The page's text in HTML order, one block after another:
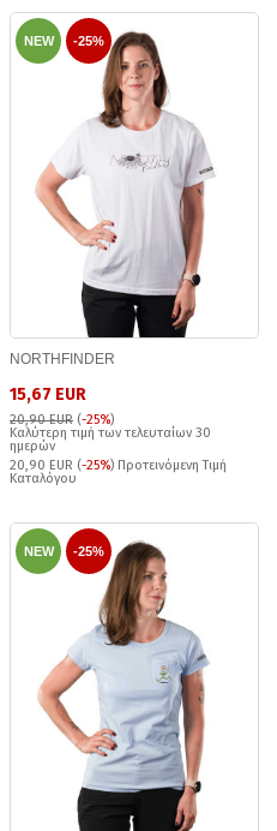
NEW -25%
NORTHFINDER
15,67 EUR
20,90 EUR (-25%)
Καλύτερη τιμή των τελευταίων 30
ημερών
20,90 EUR (-25%) Προτεινόμενη Τιμή
Καταλόγου
NEW -25%